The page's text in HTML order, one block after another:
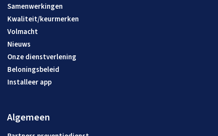
Samenwerkingen
Kwaliteit/keurmerken
Volmacht
Nieuws
Onze dienstverlening
Beloningsbeleid
Installeer app
Algemeen